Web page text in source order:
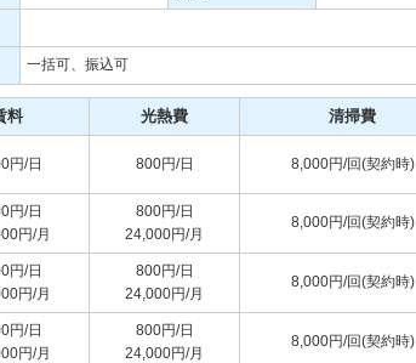
一括可、振込可
料 光熱費 清掃費
円/日 800円/日 8,000円/回(契約時)
円/日
円/月
800円/日
24,000円/月
8,000円/回(契約時)
円/日
円/月
800円/日
24,000円/月
8,000円/回(契約時)
円/日
円/月
800円/日
24,000円/月
8,000円/回(契約時)